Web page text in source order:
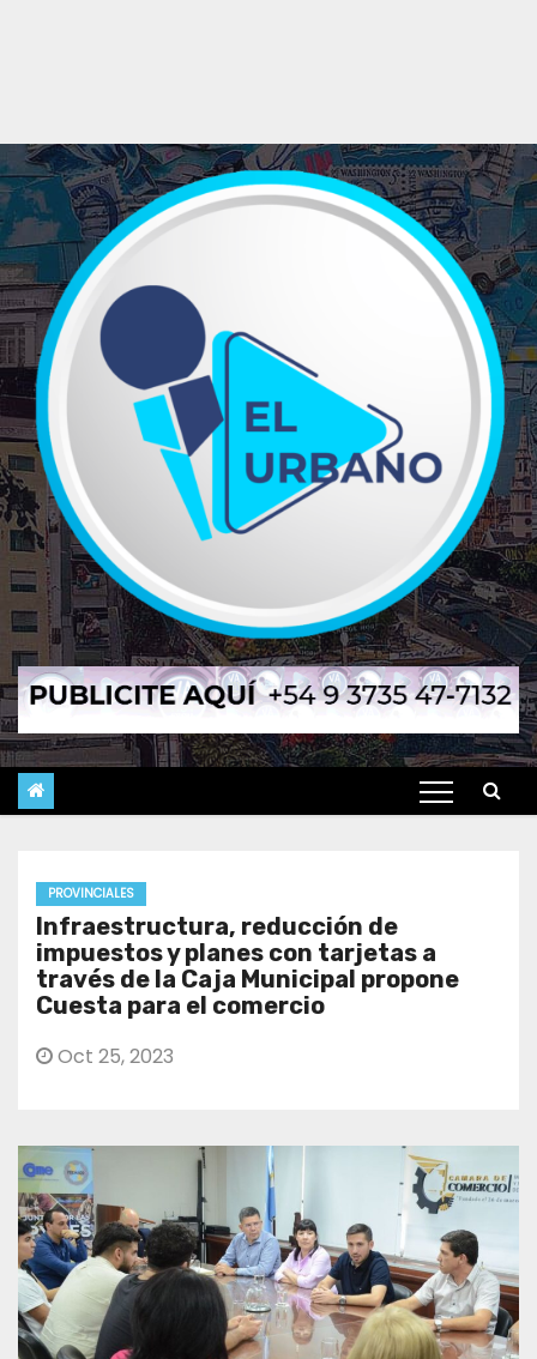
PROVINCIALES
Infraestructura, reducción de
impuestos y planes con tarjetas a
través de la Caja Municipal propone
Cuesta para el comercio
Oct 25, 2023